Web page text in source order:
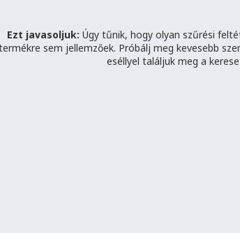
Ezt javasoljuk: Úgy tűnik, hogy olyan szűrési
sem jellemzőek. Próbálj meg kevesebb
eséllyel találjuk meg a